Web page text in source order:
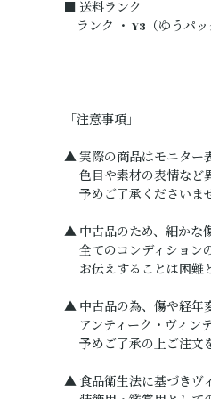
■ 送料ランク
ランク ・ Y3（ゆうパ
「注意事項」
▲ 実際の商品はモニター
色目や素材の表情など
予めご了承くださいま
▲ 中古品のため、細かな
全てのコンディション
お伝えすることは困難
▲ 中古品の為、傷や経年
アンティーク・ヴィン
予めご了承の上ご注文
▲ 食品衛生法に基づきヴ